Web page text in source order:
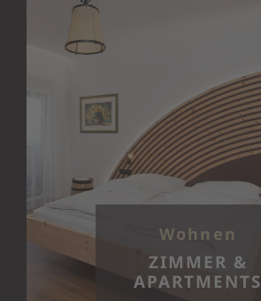
Wohnen
ZIMMER &
APARTMENTS